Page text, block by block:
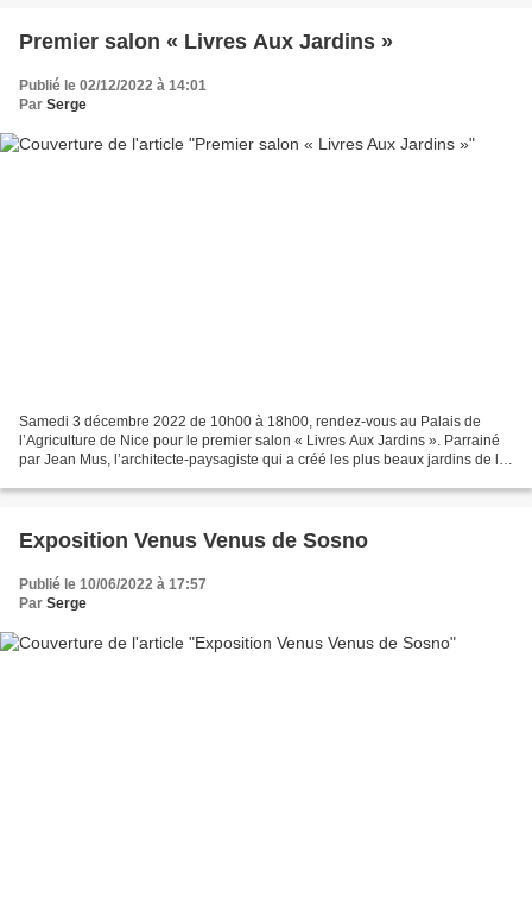
Premier salon « Livres Aux Jardins »
Publié le 02/12/2022 à 14:01
Par Serge
Samedi 3 décembre 2022 de 10h00 à 18h00, rendez-vous au Palais de
l’Agriculture de Nice pour le premier salon « Livres Aux Jardins ». Parrainé
par Jean Mus, l’architecte-paysagiste qui a créé les plus beaux jardins de la
Exposition Venus Venus de Sosno
Publié le 10/06/2022 à 17:57
Par Serge